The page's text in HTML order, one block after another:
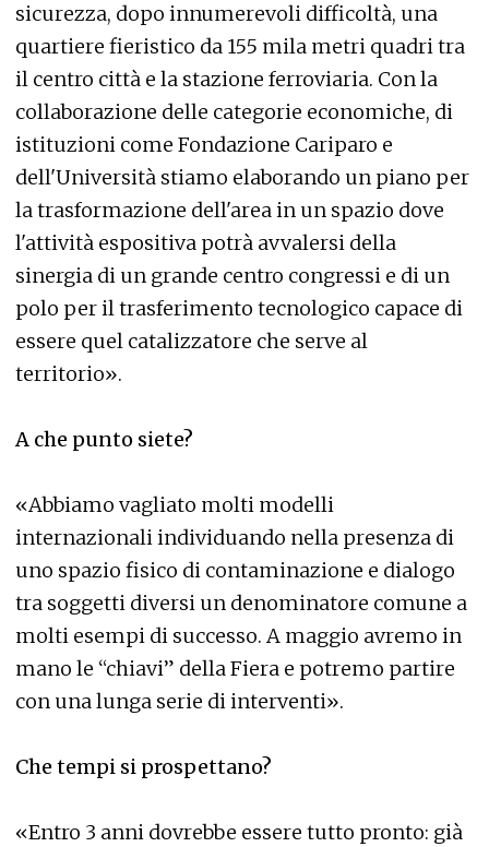
sicurezza, dopo innumerevoli difficoltà, una
quartiere fieristico da 155 mila metri quadri tra
il centro città e la stazione ferroviaria. Con la
collaborazione delle categorie economiche, di
istituzioni come Fondazione Cariparo e
dell'Università stiamo elaborando un piano per
la trasformazione dell'area in un spazio dove
l'attività espositiva potrà avvalersi della
sinergia di un grande centro congressi e di un
polo per il trasferimento tecnologico capace di
essere quel catalizzatore che serve al
territorio».
A che punto siete?
«Abbiamo vagliato molti modelli
internazionali individuando nella presenza di
uno spazio fisico di contaminazione e dialogo
tra soggetti diversi un denominatore comune a
molti esempi di successo. A maggio avremo in
mano le “chiavi” della Fiera e potremo partire
con una lunga serie di interventi».
Che tempi si prospettano?
«Entro 3 anni dovrebbe essere tutto pronto: già